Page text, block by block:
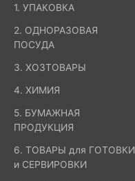
1. УПАКОВКА
2. ОДНОРАЗОВАЯ
ПОСУДА
3. ХОЗТОВАРЫ
4. ХИМИЯ
5. БУМАЖНАЯ
ПРОДУКЦИЯ
6. ТОВАРЫ для ГОТОВКИ
и СЕРВИРОВКИ